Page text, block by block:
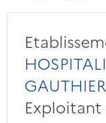
Exploitant